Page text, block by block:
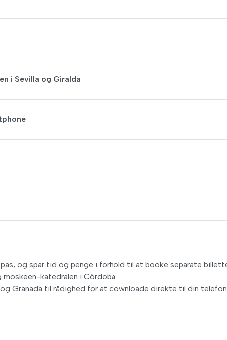
i Sevilla og Giralda
og spar tid og penge i forhold til at booke separate
moskeen-katedralen i Córdoba
Granada til rådighed for at downloade direkte til din telefon